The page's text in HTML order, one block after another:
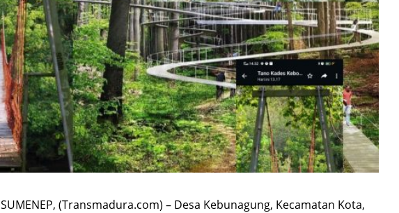
SUMENEP, (Transmadura.com) – Desa Kebunagung, Kecamatan Kota,